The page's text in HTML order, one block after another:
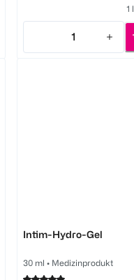
1
1
Quantity: 1
Intim-Hydro-Gel
30 ml • Medizinprodukt